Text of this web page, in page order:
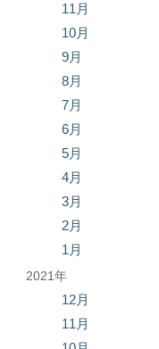
11月
10月
9月
8月
7月
6月
5月
4月
3月
2月
1月
2021年
12月
11月